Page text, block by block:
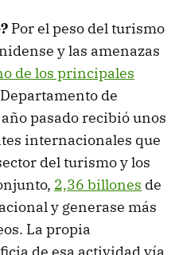
Por el peso del turismo
y las amenazas
de los principales
de
pasado recibió unos
internacionales que
del turismo y los
2,36 billones de
y generase más
La propia
de esa actividad vía